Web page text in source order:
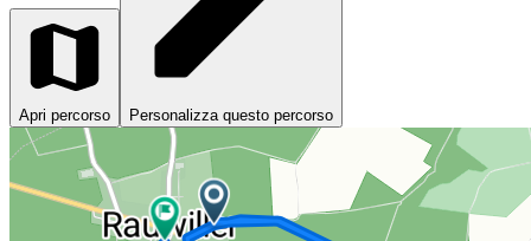
Apri percorso Personalizza questo percorso